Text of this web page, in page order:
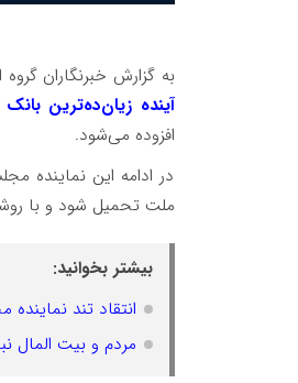
به گزارش خبرنگاران گروه
آینده زیان‌ده‌ترین بانک
افزوده می‌شود.
در ادامه این نماینده
ملت تحمیل شود و با
بیشتر بخوانید:
انتقاد تند
مردم و بیت المال